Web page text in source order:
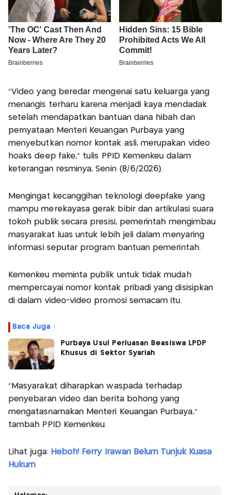
"Video yang beredar mengenai satu keluarga yang
menangis terharu karena menjadi kaya mendadak
setelah mendapatkan bantuan dana hibah dan
pernyataan Menteri Keuangan Purbaya yang
menyebutkan nomor kontak asli, merupakan video
hoaks deep fake," tulis PPID Kemenkeu dalam
keterangan resminya, Senin (8/6/2026).
Mengingat kecanggihan teknologi deepfake yang
mampu merekayasa gerak bibir dan artikulasi suara
tokoh publik secara presisi, pemerintah mengimbau
masyarakat luas untuk lebih jeli dalam menyaring
informasi seputar program bantuan pemerintah.
Kemenkeu meminta publik untuk tidak mudah
mempercayai nomor kontak pribadi yang disisipkan
di dalam video-video promosi semacam itu.
Baca Juga :
Purbaya Usul Perluasan Beasiswa LPDP
Khusus di Sektor Syariah
"Masyarakat diharapkan waspada terhadap
penyebaran video dan berita bohong yang
mengatasnamakan Menteri Keuangan Purbaya,"
tambah PPID Kemenkeu.
Lihat juga: Heboh! Ferry Irawan Belum Tunjuk Kuasa
Hukum